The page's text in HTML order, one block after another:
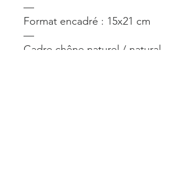
—
Format encadré : 15x21 cm
—
Cadre chêne naturel / natural